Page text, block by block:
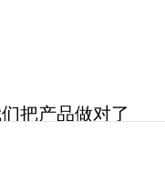
把产品做对了
需求规格说明